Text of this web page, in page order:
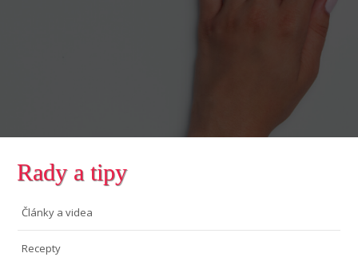
Rady a tipy
Články a videa
Recepty